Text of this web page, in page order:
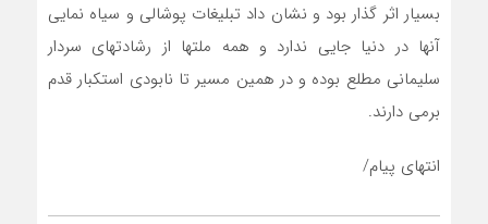
بسیار اثر گذار بود و نشان داد تبلیغات پوشالی و سیاه نمایی
آنها در دنیا جایی ندارد و همه ملتها از رشادتهای سردار
سلیمانی مطلع بوده و در همین مسیر تا نابودی استکبار قدم
برمی دارند.
انتهای پیام/